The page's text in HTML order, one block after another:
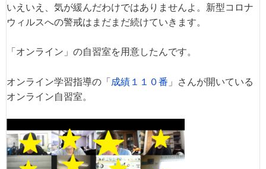
いえいえ、気が緩んだわけではありませんよ。新型コロナ
ウィルスへの警戒はまだまだ続けていきます。
「オンライン」の自習室を用意したんです。
オンライン学習指導の「成績１１０番 」さんが開いている
オンライン自習室。